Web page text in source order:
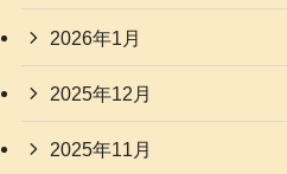
2026年1月
2025年12月
2025年11月